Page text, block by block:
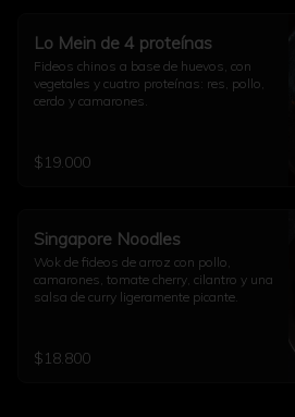
Lo Mein de 4 proteínas
Fideos chinos a base de huevos, con
vegetales y cuatro proteínas: res, pollo,
cerdo y camarones.
$19.000
Singapore Noodles
Wok de fideos de arroz con pollo,
camarones, tomate cherry, cilantro y una
salsa de curry ligeramente picante.
$18.800